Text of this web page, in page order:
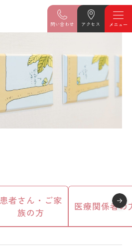
問い合わせ アクセス
患者さん・ご家
族の方
医療関係者の